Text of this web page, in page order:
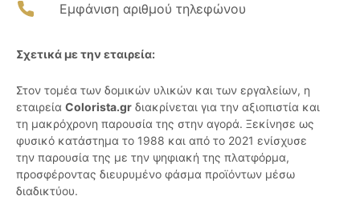
Εμφάνιση αριθμού τηλεφώνου
Σχετικά με την εταιρεία:
Στον τομέα των δομικών υλικών και των εργαλείων, η
εταιρεία Colorista.gr διακρίνεται για την αξιοπιστία και
τη μακρόχρονη παρουσία της στην αγορά. Ξεκίνησε ως
φυσικό κατάστημα το 1988 και από το 2021 ενίσχυσε
την παρουσία της με την ψηφιακή της πλατφόρμα,
προσφέροντας διευρυμένο φάσμα προϊόντων μέσω
διαδικτύου.